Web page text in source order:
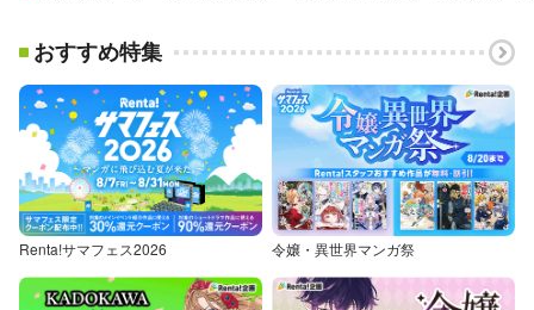
おすすめ特集
Renta!サマフェス2026 令嬢・異世界マンガ祭